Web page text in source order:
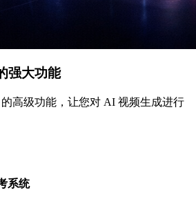
强大功能
的高级功能，让您对 AI 视频生成进行
系统